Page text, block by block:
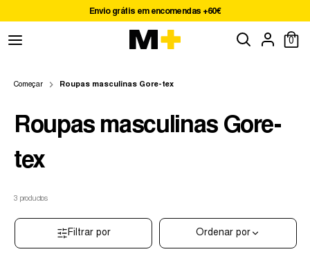
para
Envio grátis em encomendas +60€
Procurar
loja
0
Começar Roupas masculinas Gore-tex
Roupas masculinas Gore-
tex
Filtrar por Ordenar por
3 productos